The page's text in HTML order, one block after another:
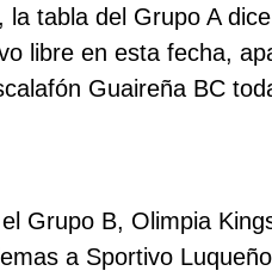
la tabla del Grupo A
libre en esta fecha,
Guaireña BC
Grupo B, Olimpia
a Sportivo